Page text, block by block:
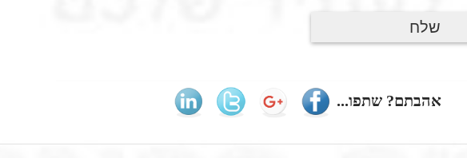
אהבתם? שתפו...